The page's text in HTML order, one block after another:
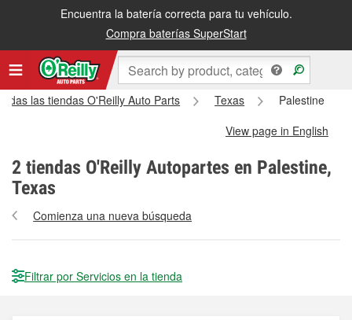
Encuentra la batería correcta para tu vehículo.
Compra baterías SuperStart
las tiendas O'Reilly Auto Parts Texas
Palestine
View page in English
2 tiendas O'Reilly Autopartes en Palestine,
Texas
Comienza una nueva búsqueda
Filtrar por Servicios en la tienda